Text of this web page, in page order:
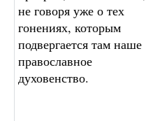
не говоря уже о тех
гонениях, которым
подвергается там наше
православное
духовенство.